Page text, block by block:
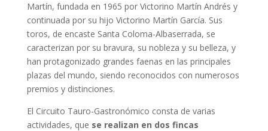
Martín, fundada en 1965 por Victorino Martín Andrés y
continuada por su hijo Victorino Martín García. Sus
toros, de encaste Santa Coloma-Albaserrada, se
caracterizan por su bravura, su nobleza y su belleza, y
han protagonizado grandes faenas en las principales
plazas del mundo, siendo reconocidos con numerosos
premios y distinciones.
El Circuito Tauro-Gastronómico consta de varias
actividades, que se realizan en dos fincas